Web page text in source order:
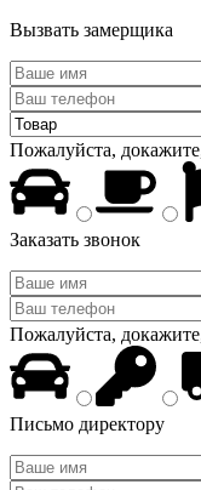
Вызвать замерщика
Пожалуйста,
Заказать звонок
Пожалуйста,
Письмо директору